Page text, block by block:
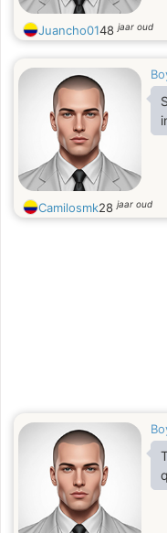
Juancho0148jaar oud
Soy
Camilosmk28jaar oud